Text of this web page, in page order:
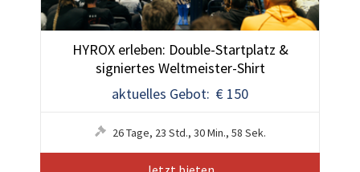
HYROX erleben: Double-Startplatz &
signiertes Weltmeister-Shirt
aktuelles Gebot: € 150
26Tage, 23 Std., 30Min., 55 Sek.